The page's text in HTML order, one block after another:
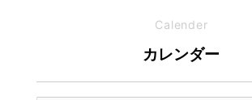
Calender
カレンダー